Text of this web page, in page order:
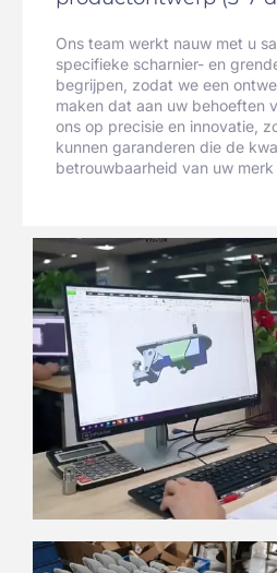
Ons team werkt nauw met u
specifieke scharnier- en
begrijpen, zodat we een
maken dat aan uw behoeften
ons op precisie en innovatie,
kunnen garanderen die de
betrouwbaarheid van uw